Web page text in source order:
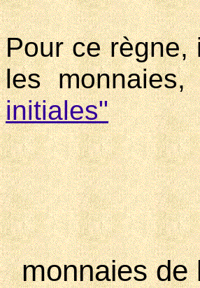
Pour ce règne,
les
initiales"
monnaies de